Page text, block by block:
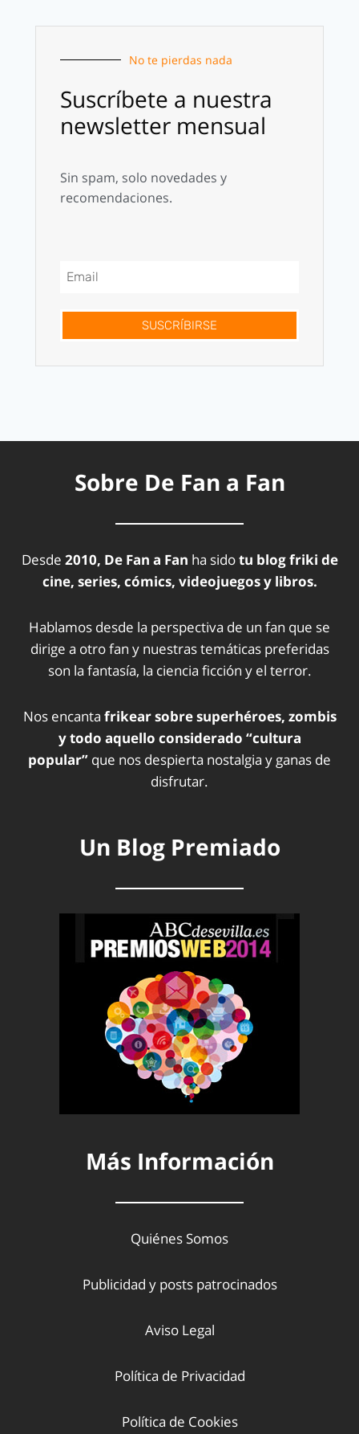
No te pierdas nada
Suscríbete a nuestra
newsletter mensual
Sin spam, solo novedades y
recomendaciones.
SUSCRÍBIRSE
Sobre De Fan a Fan
Desde 2010, De Fan a Fan ha sidotu blog friki de
cine, series, cómics, videojuegos y libros.
Hablamos desde la perspectiva de un fan que se
dirige a otro fan y nuestras temáticas preferidas
son la fantasía, la ciencia ficción y el terror.
Nos encanta frikear sobre superhéroes, zombis
y todo aquello considerado “cultura
popular” que nos despierta nostalgia y ganas de
disfrutar.
Un Blog Premiado
Más Información
Quiénes Somos
Publicidad y posts patrocinados
Aviso Legal
Política de Privacidad
Política de Cookies